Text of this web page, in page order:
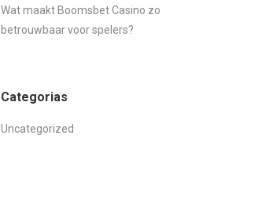
Wat maakt Boomsbet Casino zo
betrouwbaar voor spelers?
Categorias
Uncategorized